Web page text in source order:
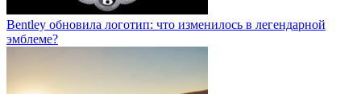
Bentley обновила логотип: что изменилось в легендарной
эмблеме?